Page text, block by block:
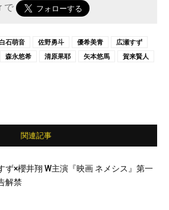
で
石萌音 佐野勇斗 優希美青
広瀬すず
森永悠希 清原果耶 矢本悠馬
賀来賢人
関連記事
ず×櫻井翔 W主演『映画 ネメシス』第一
解禁